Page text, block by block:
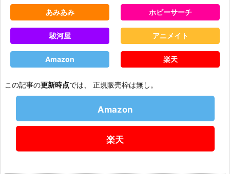
あみあみ ホビーサーチ
駿河屋 アニメイト
Amazon 楽天
この記事の更新時点では、 正規販売枠は無し。
Amazon
楽天